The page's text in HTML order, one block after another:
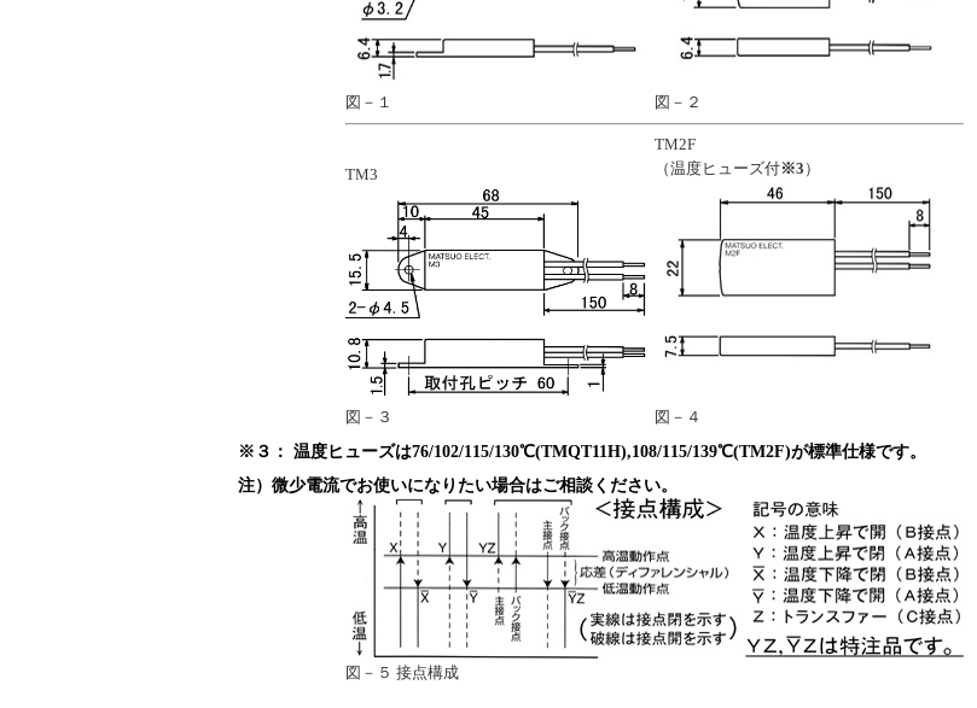
図－１ 図－２
TM3
TM2F
（温度ヒューズ付※3 ）
図－３
図－４
※３： 温度ヒューズは76/102/115/130℃(TMQT11H),108/115/139℃(TM2F)が標準仕様です。
注）微少電流でお使いになりたい場合はご相談ください。
図－５ 接点構成